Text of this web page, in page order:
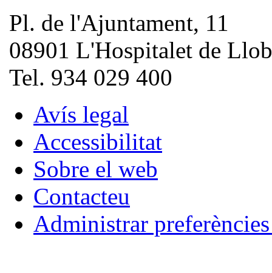
Pl. de l'Ajuntament, 11
08901 L'Hospitalet de
Tel. 934 029 400
Avís legal
Accessibilitat
Sobre el web
Contacteu
Administrar